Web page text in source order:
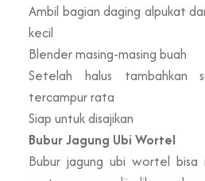
Ambil bagian daging alpukat
kecil
Blender masing-masing buah
Setelah halus tambahkan
tercampur rata
Siap untuk disajikan
Bubur Jagung Ubi Wortel
Bubur jagung ubi wortel bisa